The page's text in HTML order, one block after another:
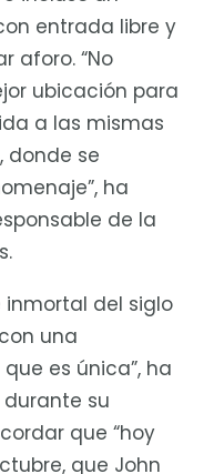
entrada libre y
aforo. “No
ubicación para
a las mismas
donde se
ha
de la
inmortal del siglo
una
es única”, ha
durante su
que “hoy
que John